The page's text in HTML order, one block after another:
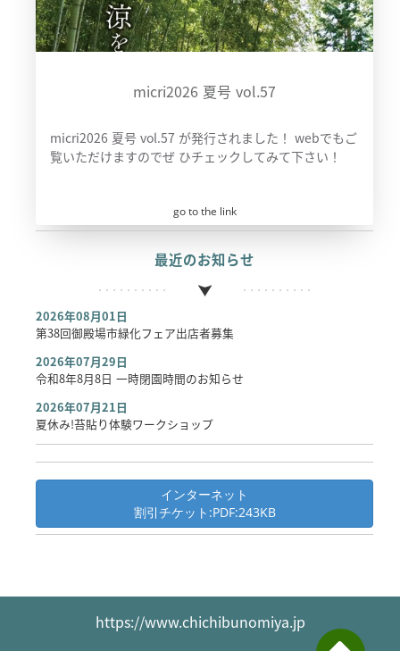
micri2026 夏号 vol.57
micri2026 夏号 vol.57 が発行されました！ webでもご
覧いただけますのでぜ ひチェックしてみて下さい！
go to the link
最近のお知らせ
2026年08月01日
第38回御殿場市緑化フェア出店者募集
2026年07月29日
令和8年8月8日 一時閉園時間のお知らせ
2026年07月21日
夏休み!苔貼り体験ワークショップ
インターネット
割引チケット:PDF:243KB
https://www.chichibunomiya.jp